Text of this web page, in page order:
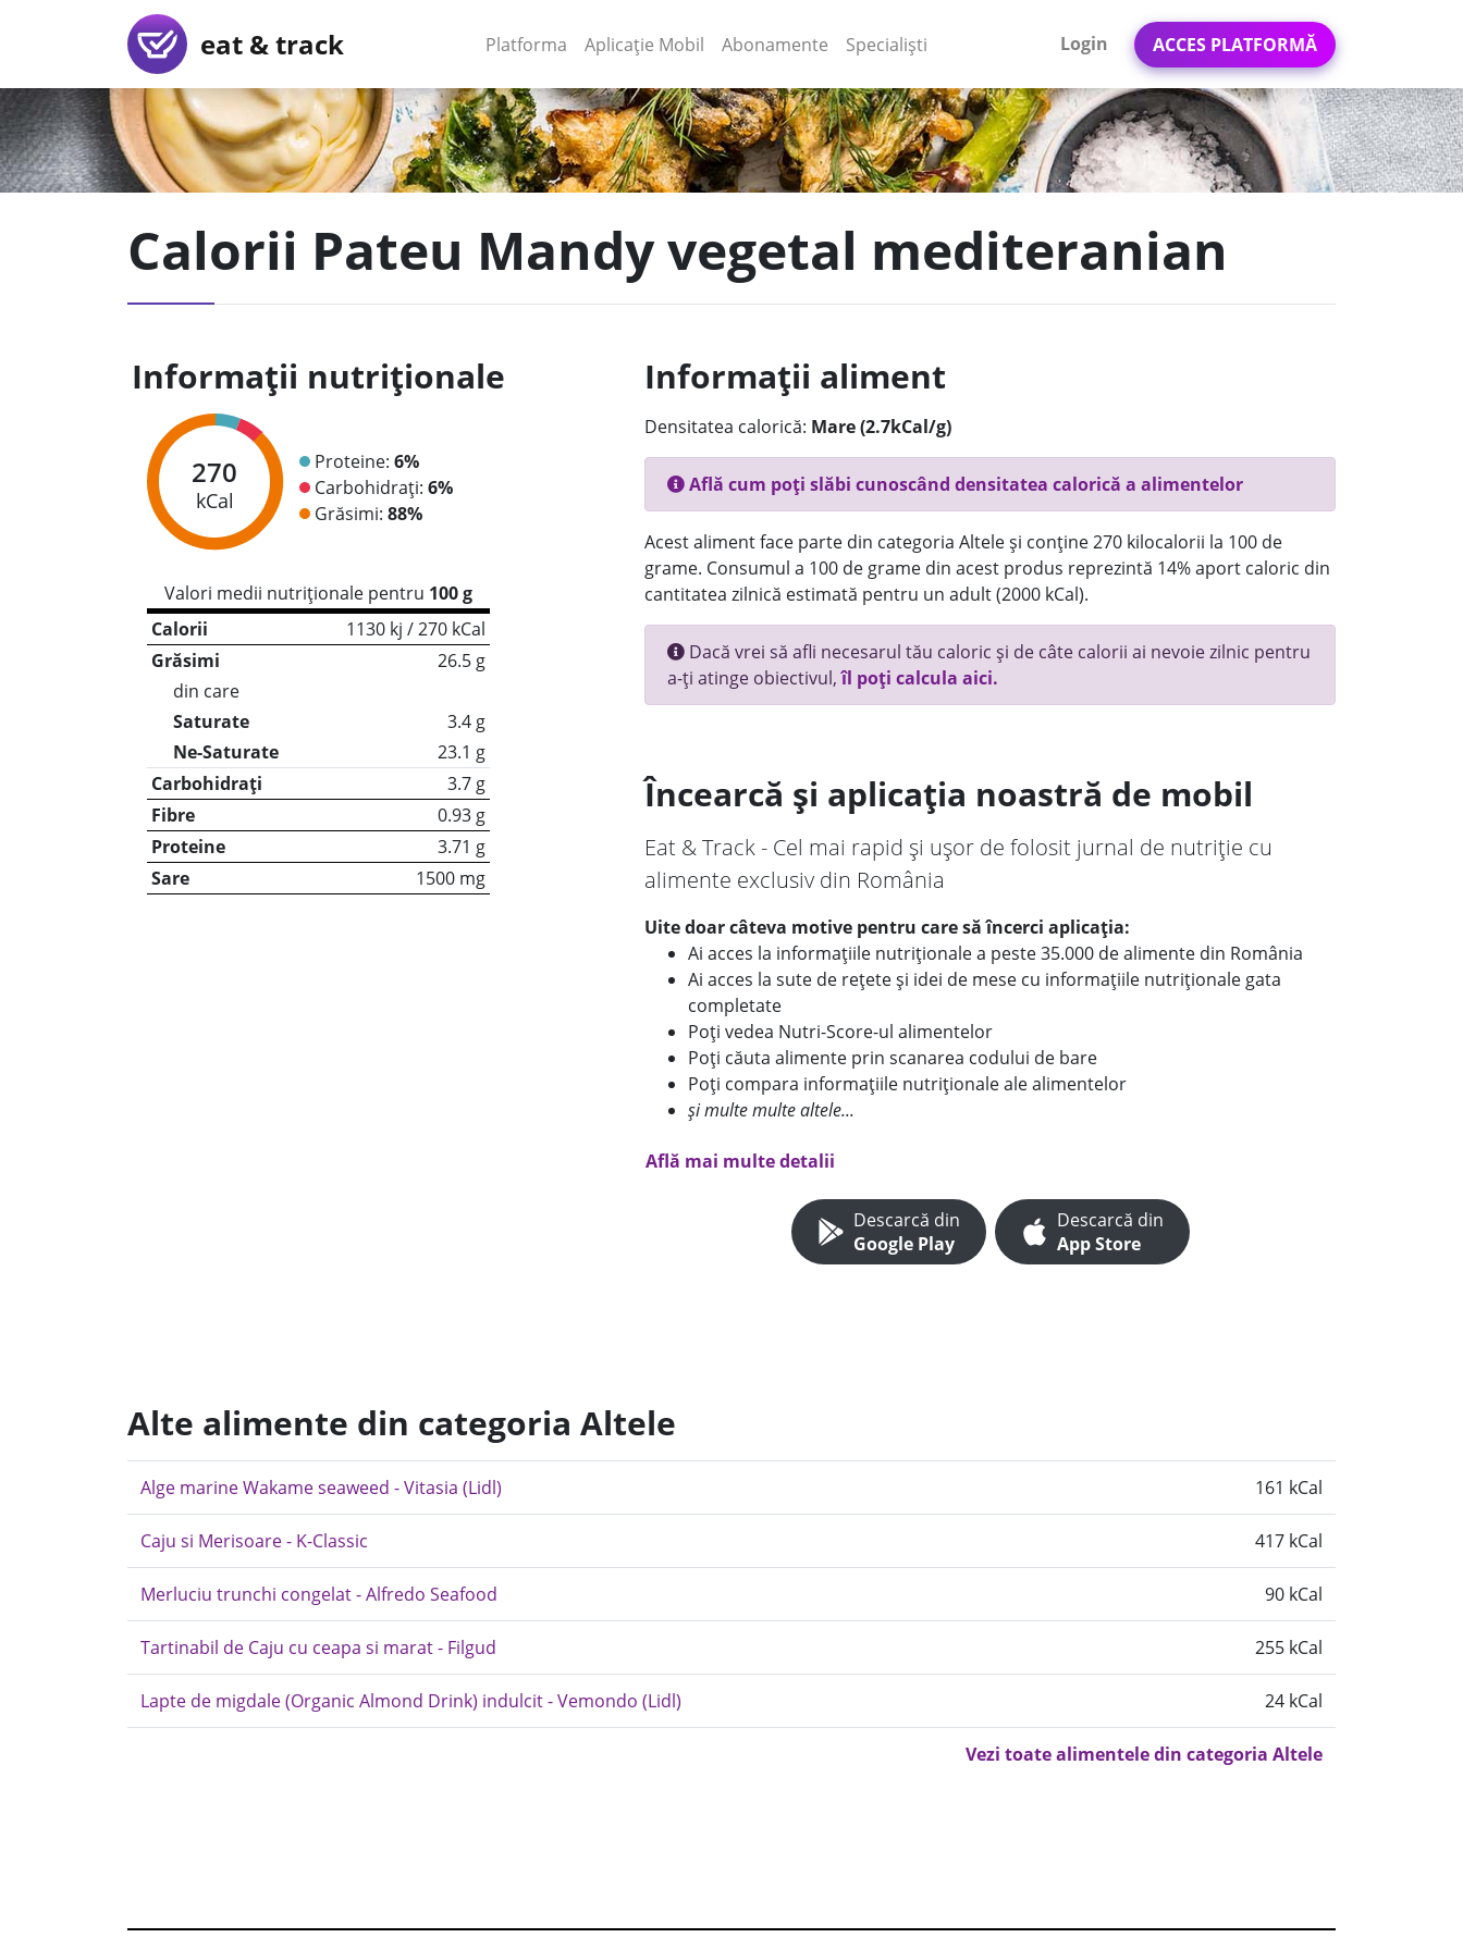
eat & track Platforma (current)
Aplicație Mobil (current)
Abonamente Specialiști Login ACCES PLATFORMĂ
Calorii Pateu Mandy vegetal mediteranian
Informații nutriționale
270
kCal
Proteine: 6%
Carbohidrați: 6%
Grăsimi: 88%
Valori medii nutriționale pentru 100 g
Calorii
1130 kj / 270 kCal
Grăsimi
26.5 g
din care
Saturate
3.4 g
Ne-Saturate
23.1 g
Carbohidrați
3.7 g
Fibre
0.93 g
Proteine
3.71 g
Sare
1500 mg
Informații aliment
Densitatea calorică: Mare (2.7kCal/g)
Află cum poți slăbi cunoscând densitatea calorică a alimentelor
Acest aliment face parte din categoria Altele și conține 270 kilocalorii la 100 de
grame. Consumul a 100 de grame din acest produs reprezintă 14% aport caloric din
cantitatea zilnică estimată pentru un adult (2000 kCal).
Dacă vrei să afli necesarul tău caloric și de câte calorii ai nevoie zilnic pentru
a-ți atinge obiectivul,îl poți calcula aici.
Încearcă și aplicația noastră de mobil
Eat & Track - Cel mai rapid și ușor de folosit jurnal de nutriție cu
alimente exclusiv din România
Uite doar câteva motive pentru care să încerci aplicația:
Ai acces la informațiile nutriționale a peste 35.000 de alimente din România
Ai acces la sute de rețete și idei de mese cu informațiile nutriționale gata
completate
Poți vedea Nutri-Score-ul alimentelor
Poți căuta alimente prin scanarea codului de bare
Poți compara informațiile nutriționale ale alimentelor
și multe multe altele...
Află mai multe detalii
Descarcă din
Google Play
Descarcă din
App Store
Alte alimente din categoria Altele
Alge marine Wakame seaweed - Vitasia (Lidl) 161 kCal
Caju si Merisoare - K-Classic 417 kCal
Merluciu trunchi congelat - Alfredo Seafood 90 kCal
Tartinabil de Caju cu ceapa si marat - Filgud 255 kCal
Lapte de migdale (Organic Almond Drink) indulcit - Vemondo (Lidl) 24 kCal
Vezi toate alimentele din categoria Altele